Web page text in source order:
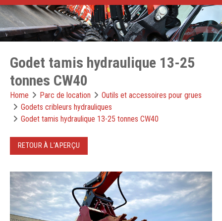
Godet tamis hydraulique 13-25
tonnes CW40
Home Parc de location
Outils et accessoires pour grues
Godets cribleurs hydrauliques
Godet tamis hydraulique 13-25 tonnes CW40
RETOUR À L'APERÇU